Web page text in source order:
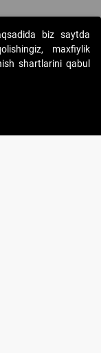
biz saytda
maxfiylik
shartlarini qabul